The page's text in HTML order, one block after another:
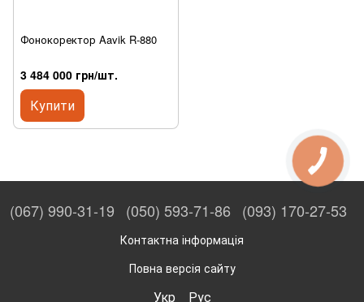
Фонокоректор Aavik R-880
3 484 000 грн/шт.
Купити
(067) 990-31-19 (050) 593-71-86 (093) 170-27-53
Контактна інформація
Повна версія сайту
Укр Рус